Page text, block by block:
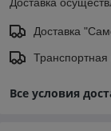
Доставка
Все условия